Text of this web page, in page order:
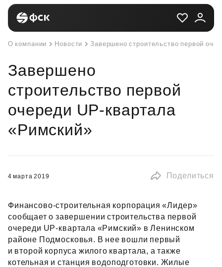
О компании Новости Завершено строительство первой
Завершено
строительство первой
очереди UP-квартала
«Римский»
4 марта 2019 Поделиться
Финансово‑строительная корпорация «Лидер»
сообщает о завершении строительства первой
очереди UP‑квартала «Римский» в Ленинском
районе Подмосковья. В нее вошли первый
и второй корпуса жилого квартала, а также
котельная и станция водоподготовки. Жилые